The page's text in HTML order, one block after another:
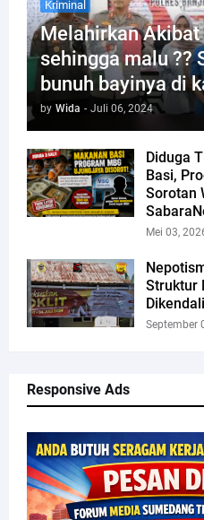
Kriminal
Melahirkan Akibat
sehingga malu ??
bunuh bayinya di
by Wida - Juli 06, 2024
Diduga
Basi,
Sorotan
Mei 03,
Struktur
September
Responsive Ads